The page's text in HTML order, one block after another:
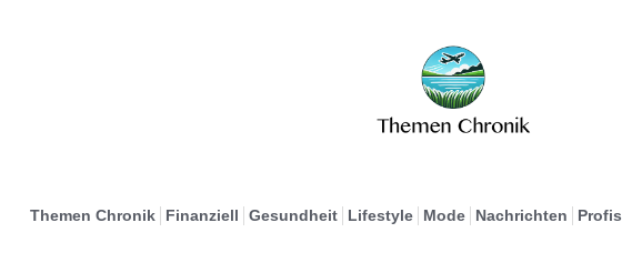
Themen Chronik Finanziell Gesundheit Lifestyle Mode Nachrichten Profis